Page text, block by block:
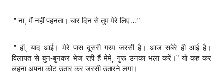
” ना¸ मैं नहीं पहनता। चार दिन से तुम मेरे लिए…”
” हाँ¸ याद आई। मेरे पास दूसरी गरम जरसी है। आज सबेरे ही आई है।
विलायत से बुन-बुनकर भेज रही हैं मेमें¸ गुरू उनका भला करें।” यों कह कर
लहना अपना कोट उतार कर जरसी उतारने लगा।